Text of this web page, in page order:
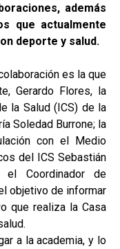
además
que actualmente
deporte y salud.
es la que
Gerardo Flores, la
la Salud (ICS) de la
Soledad Burrone; la
con el Medio
del ICS Sebastián
Coordinador de
objetivo de informar
que realiza la Casa
a la academia, y lo